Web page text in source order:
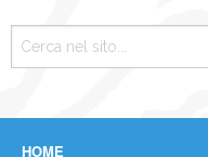
HOME